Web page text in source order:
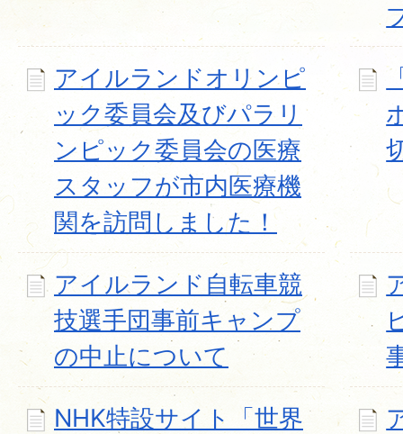
アイルランドオリンピ
ック委員会及びパラリ
ンピック委員会の医療
スタッフが市内医療機
関を訪問しました！
アイルランド自転車競
技選手団事前キャンプ
の中止について
NHK特設サイト「世界